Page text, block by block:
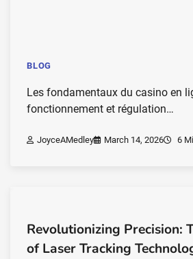
BLOG
Les fondamentaux du casino en
fonctionnement et régulation…
JoyceAMedley March 14, 2026 6
Revolutionizing Precision:
of Laser Tracking